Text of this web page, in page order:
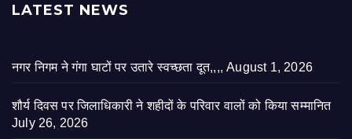
LATEST NEWS
नगर निगम ने गंगा घाटों पर उतारे स्वच्छता दूत,,,, August 1, 2026
शौर्य दिवस पर जिलाधिकारी ने शहीदों के परिवार वालों को किया सम्मानित
July 26, 2026